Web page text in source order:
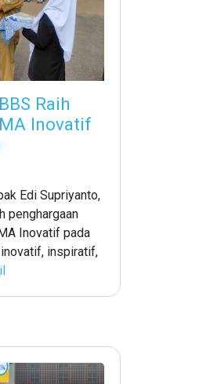
Raih
Inovatif
Edi Supriyanto,
penghargaan
Inovatif pada
inspiratif,